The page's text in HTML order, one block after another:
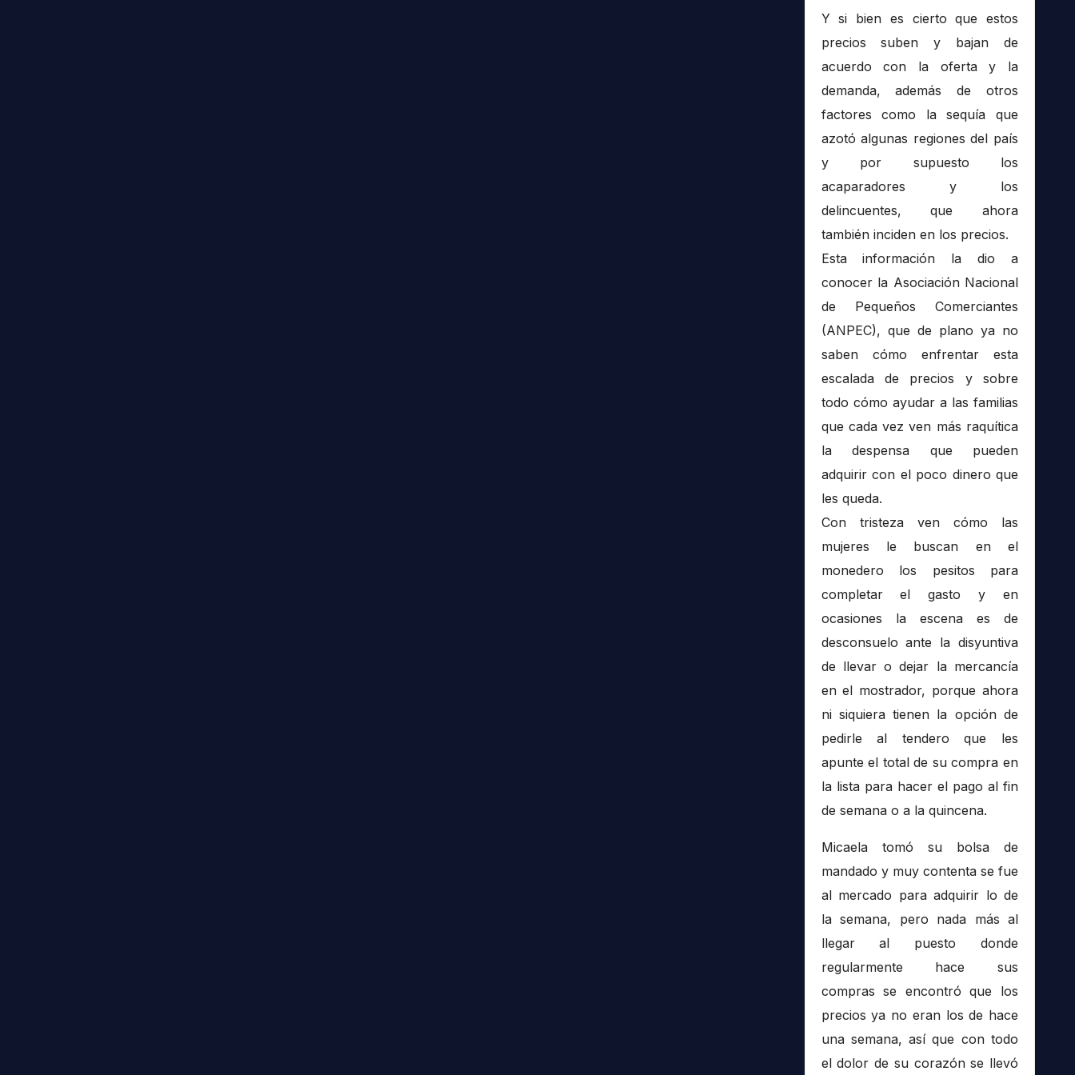
Y si bien es cierto que estos
precios suben y bajan de
acuerdo con la oferta y la
demanda, además de otros
factores como la sequía que
azotó algunas regiones del país
y por supuesto los
acaparadores y los
delincuentes, que ahora
también inciden en los precios.
Esta información la dio a
conocer la Asociación Nacional
de Pequeños Comerciantes
(ANPEC), que de plano ya no
saben cómo enfrentar esta
escalada de precios y sobre
todo cómo ayudar a las familias
que cada vez ven más raquítica
la despensa que pueden
adquirir con el poco dinero que
les queda.
Con tristeza ven cómo las
mujeres le buscan en el
monedero los pesitos para
completar el gasto y en
ocasiones la escena es de
desconsuelo ante la disyuntiva
de llevar o dejar la mercancía
en el mostrador, porque ahora
ni siquiera tienen la opción de
pedirle al tendero que les
apunte el total de su compra en
la lista para hacer el pago al fin
de semana o a la quincena.
Micaela tomó su bolsa de
mandado y muy contenta se fue
al mercado para adquirir lo de
la semana, pero nada más al
llegar al puesto donde
regularmente hace sus
compras se encontró que los
precios ya no eran los de hace
una semana, así que con todo
el dolor de su corazón se llevó